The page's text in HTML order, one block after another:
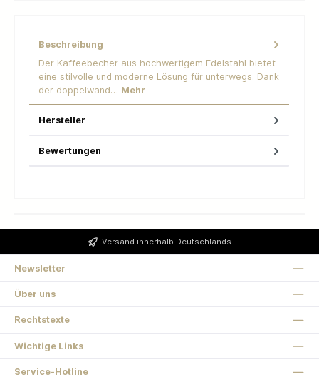
Beschreibung
Der Kaffeebecher aus hochwertigem Edelstahl bietet
eine stilvolle und moderne Lösung für unterwegs. Dank
der doppelwand… Mehr
Hersteller
Bewertungen
Versand innerhalb Deutschlands
Newsletter
Über uns
Rechtstexte
Wichtige Links
Service-Hotline